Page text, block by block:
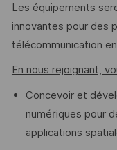
Les équipements
innovantes pour des
télécommunication
En nous rejoignant,
Concevoir et
numériques pour
applications